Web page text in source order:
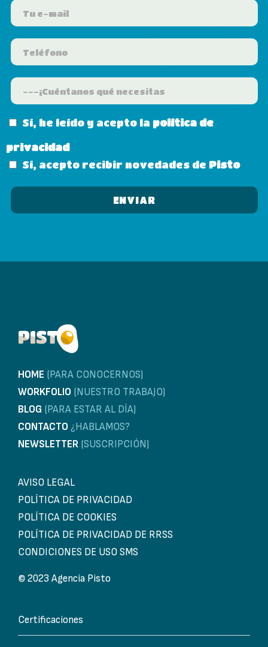
Sí, he leído y acepto la política de
privacidad
Sí, acepto recibir novedades de Pisto
HOME (PARA CONOCERNOS)
WORKFOLIO (NUESTRO TRABAJO)
BLOG (PARA ESTAR AL DÍA)
CONTACTO ¿HABLAMOS?
NEWSLETTER (SUSCRIPCIÓN)
AVISO LEGAL
POLÍTICA DE PRIVACIDAD
POLÍTICA DE COOKIES
POLÍTICA DE PRIVACIDAD DE RRSS
CONDICIONES DE USO SMS
© 2023 Agencia Pisto
Certificaciones